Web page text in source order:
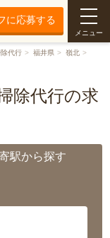
に応募する
メニュー
代行 福井県
嶺北
除代行の求
駅から探す